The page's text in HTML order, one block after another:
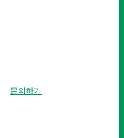
문의하기